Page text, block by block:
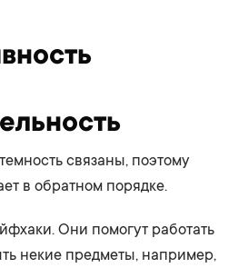
связаны, поэтому
в обратном порядке.
Они помогут работать
некие предметы, например,